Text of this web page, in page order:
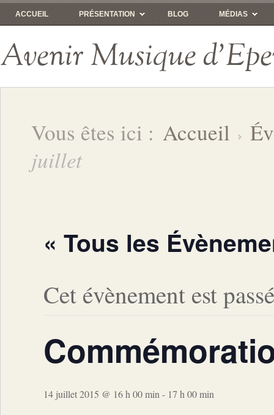
ACCUEIL PRÉSENTATION BLOG MÉDIAS
Avenir Musique
Vous êtes ici : Accueil
juillet
« Tous les
Cet évènement est
14 juillet 2015 @ 16 h 00 min - 17 h 00 min